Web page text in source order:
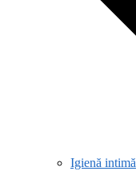
Igienă intimă